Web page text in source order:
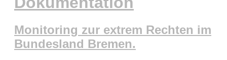
Monitoring zur extrem Rechten im
Bundesland Bremen.